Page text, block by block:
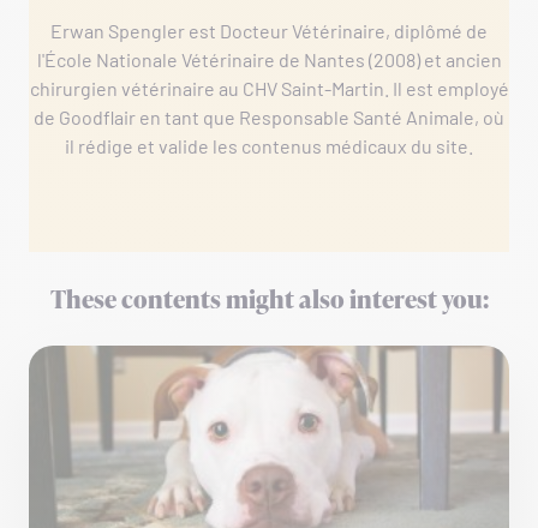
Erwan Spengler est Docteur Vétérinaire, diplômé de
l'École Nationale Vétérinaire de Nantes (2008) et ancien
chirurgien vétérinaire au CHV Saint-Martin. Il est employé
de Goodflair en tant que Responsable Santé Animale, où
il rédige et valide les contenus médicaux du site.
These contents might also interest you: